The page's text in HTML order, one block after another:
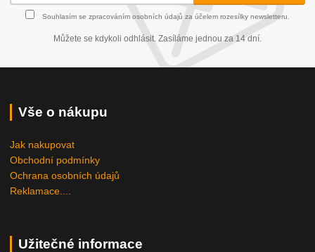
Souhlasím se zpracováním osobních údajů za účelem rozesílky newsletteru.
Můžete se kdykoli odhlásit. Zasíláme jednou za 14 dní.
Vše o nákupu
Jak nakupovat
Obchodní podmínky
Ochrana osobních údajů
Reklamace....
Užitečné informace